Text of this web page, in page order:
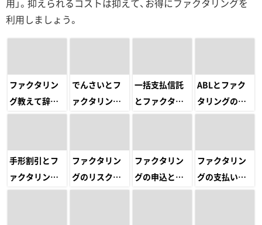
利用しましょう。
ファクタリン
グ教えて辞典
｜知って納得
買取のすべて
でんさいとフ
ァクタリング
の違い
一括支払信託
とファクタリ
ングの違い
ABLとファク
タリングの違
い
手形割引とフ
ァクタリング
の違い
ファクタリン
グのリスクと
危険性
ファクタリン
グの申込と契
約の流れ
ファクタリン
グの支払い期
日・サイクル